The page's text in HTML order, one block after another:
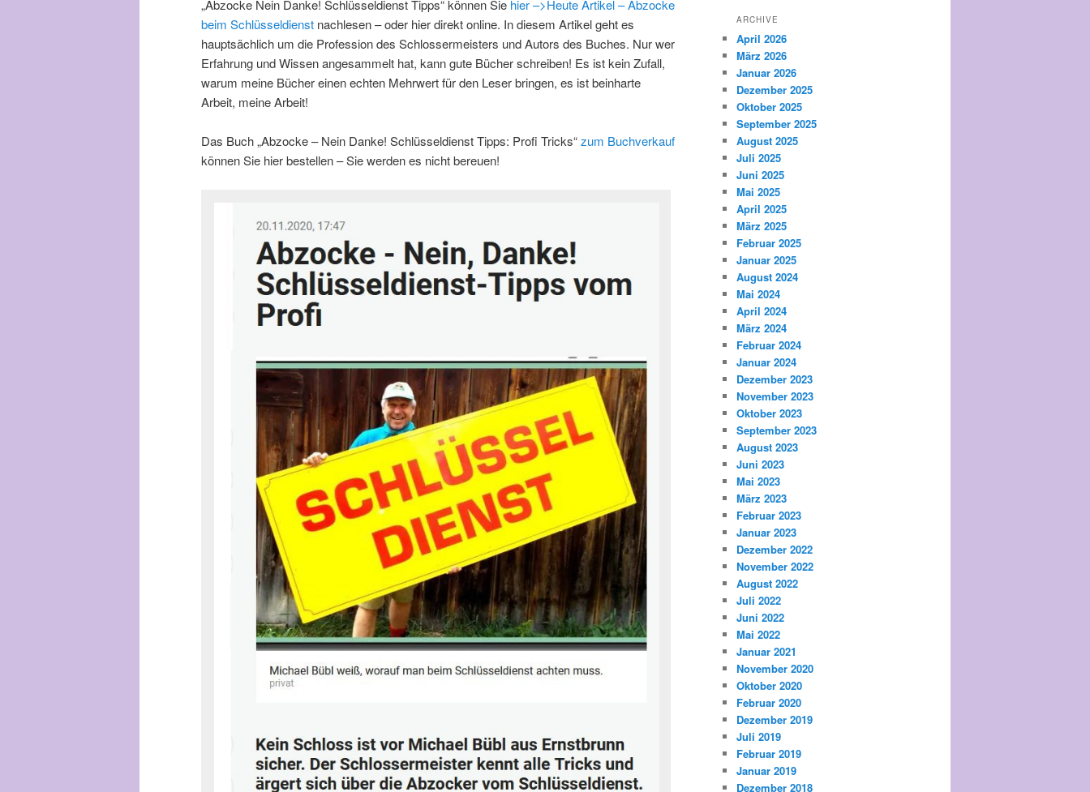
„Abzocke Nein Danke! Schlüsseldienst Tipps“ können Sie hier –>Heute Artikel – Abzocke
beim Schlüsseldienst nachlesen – oder hier direkt online. In diesem Artikel geht es
hauptsächlich um die Profession des Schlossermeisters und Autors des Buches. Nur wer
Erfahrung und Wissen angesammelt hat, kann gute Bücher schreiben! Es ist kein Zufall,
warum meine Bücher einen echten Mehrwert für den Leser bringen, es ist beinharte
Arbeit, meine Arbeit!
Das Buch „Abzocke – Nein Danke! Schlüsseldienst Tipps: Profi Tricks“zum Buchverkauf
können Sie hier bestellen – Sie werden es nicht bereuen!
ARCHIVE
April 2026
März 2026
Januar 2026
Dezember 2025
Oktober 2025
September 2025
August 2025
Juli 2025
Juni 2025
Mai 2025
April 2025
März 2025
Februar 2025
Januar 2025
August 2024
Mai 2024
April 2024
März 2024
Februar 2024
Januar 2024
Dezember 2023
November 2023
Oktober 2023
September 2023
August 2023
Juni 2023
Mai 2023
März 2023
Februar 2023
Januar 2023
Dezember 2022
November 2022
August 2022
Juli 2022
Juni 2022
Mai 2022
Januar 2021
November 2020
Oktober 2020
Februar 2020
Dezember 2019
Juli 2019
Februar 2019
Januar 2019
Dezember 2018